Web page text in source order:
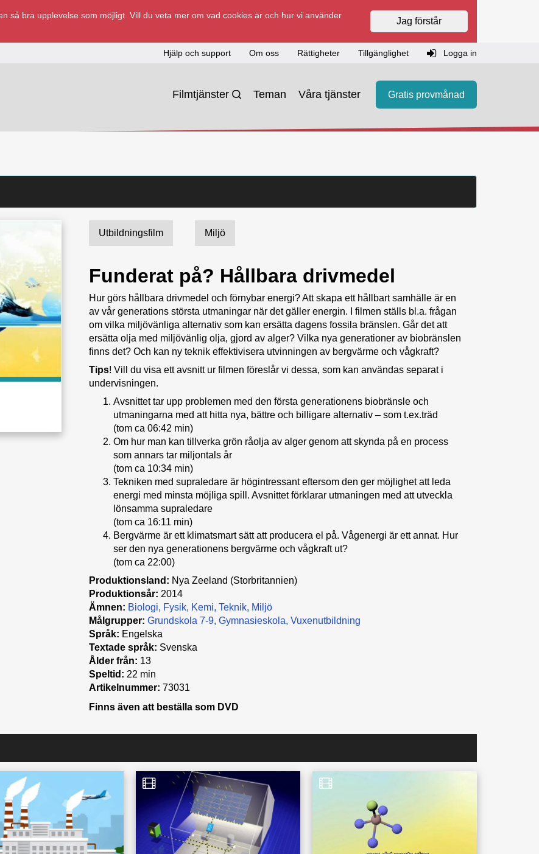
så bra upplevelse som möjligt. Vill du veta mer om vad cookies är och hur vi använder
Jag förstår
Hjälp och support Om oss Rättigheter Tillgänglighet Logga in
Filmtjänster Teman Våra tjänster Gratis provmånad
Utbildningsfilm Miljö
Funderat på? Hållbara drivmedel
Hur görs hållbara drivmedel och förnybar energi? Att skapa ett hållbart samhälle är en
av vår generations största utmaningar när det gäller energin. I filmen ställs bl.a. frågan
om vilka miljövänliga alternativ som kan ersätta dagens fossila bränslen. Går det att
ersätta olja med miljövänlig olja, gjord av alger? Vilka nya generationer av biobränslen
finns det? Och kan ny teknik effektivisera utvinningen av bergvärme och vågkraft?
Tips! Vill du visa ett avsnitt ur filmen föreslår vi dessa, som kan användas separat i
undervisningen.
Avsnittet tar upp problemen med den första generationens biobränsle och
utmaningarna med att hitta nya, bättre och billigare alternativ – som t.ex.träd
(tom ca 06:42 min)
Om hur man kan tillverka grön råolja av alger genom att skynda på en process
som annars tar miljontals år
(tom ca 10:34 min)
Tekniken med supraledare är högintressant eftersom den ger möjlighet att leda
energi med minsta möjliga spill. Avsnittet förklarar utmaningen med att utveckla
lönsamma supraledare
(tom ca 16:11 min)
Bergvärme är ett klimatsmart sätt att producera el på. Vågenergi är ett annat. Hur
ser den nya generationens bergvärme och vågkraft ut?
(tom ca 22:00)
Produktionsland: Nya Zeeland (Storbritannien)
Produktionsår: 2014
Ämnen: Biologi Fysik Kemi Teknik
Miljö
Målgrupper: Grundskola 7-9 Gymnasieskola Vuxenutbildning
Språk: Engelska
Textade språk: Svenska
Ålder från: 13
Speltid: 22 min
Artikelnummer: 73031
Finns även att beställa som DVD